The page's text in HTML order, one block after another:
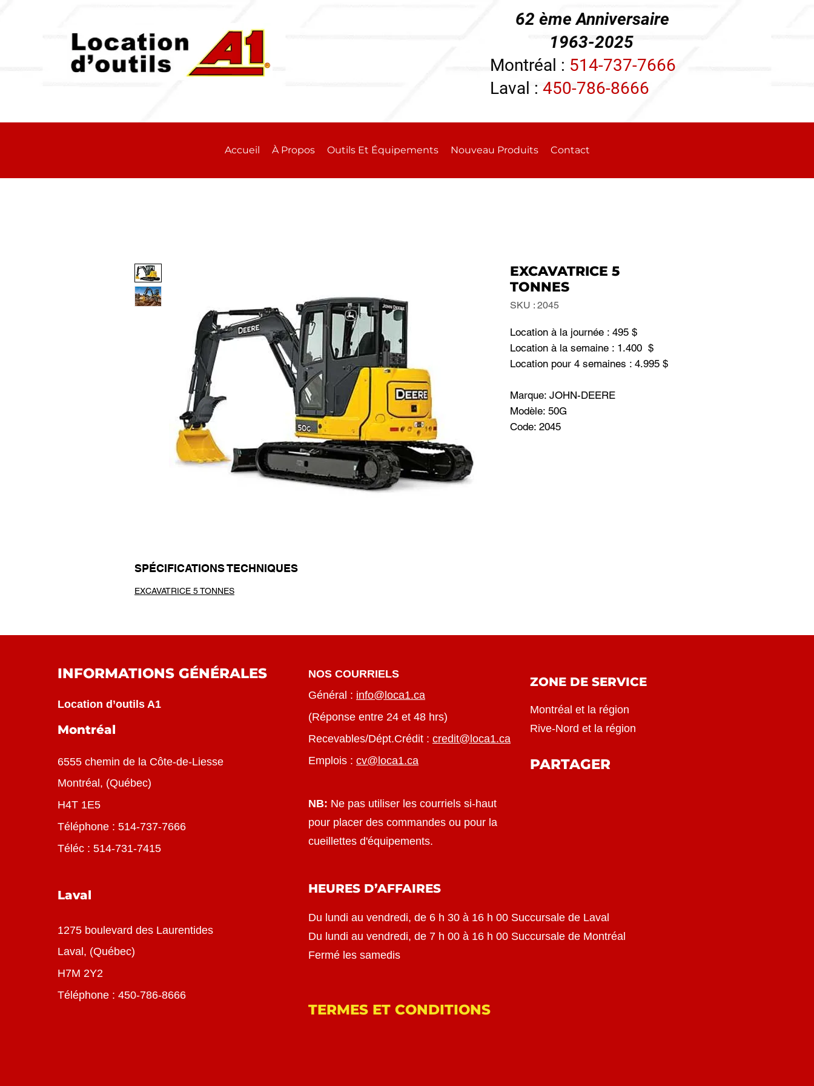
62 ème Anniversaire
1963-2025
Montréal : 514-737-7666
Laval : 450-786-8666
Accueil À Propos Outils Et Équipements Nouveau Produits Contact
EXCAVATRICE 5
TONNES
SKU : 2045
Location à la journée : 495 $
Location à la semaine : 1.400 $
Location pour 4 semaines : 4.995 $
Marque: JOHN-DEERE
Modèle: 50G
Code: 2045
SPÉCIFICATIONS TECHNIQUES
EXCAVATRICE 5 TONNES
INFORMATIONS GÉNÉRALES
Location d’outils A1
Montréal
6555 chemin de la Côte-de-Liesse
Montréal , (Québec)
H4T 1E5
Téléphone : 514-737-7666
Téléc : 514-731-7415
Laval
1275 boulevard des Laurentides
Laval, (Québec)
H7M 2Y2
Téléphone : 450-786-8666
NOS COURRIELS
Général : info@loca1.ca
(Réponse entre 24 et 48 hrs)
Recevables/Dépt.Crédit : credit@loca1.ca
Emplois : cv@loca1.ca
NB: Ne pas utiliser les courriels si-haut
pour placer des commandes ou pour la
cueillettes d'équipements.
HEURES D’AFFAIRES
Du lundi au vendredi, de 6 h 30 à 16 h 00 Succursale de Laval
Du lundi au vendredi, de 7 h 00 à 16 h 00 Succursale de Montréal
Fermé les samedis
TERMES ET CONDITIONS
ZONE DE SERVICE
Montréal et la région
Rive-Nord et la région
PARTAGER